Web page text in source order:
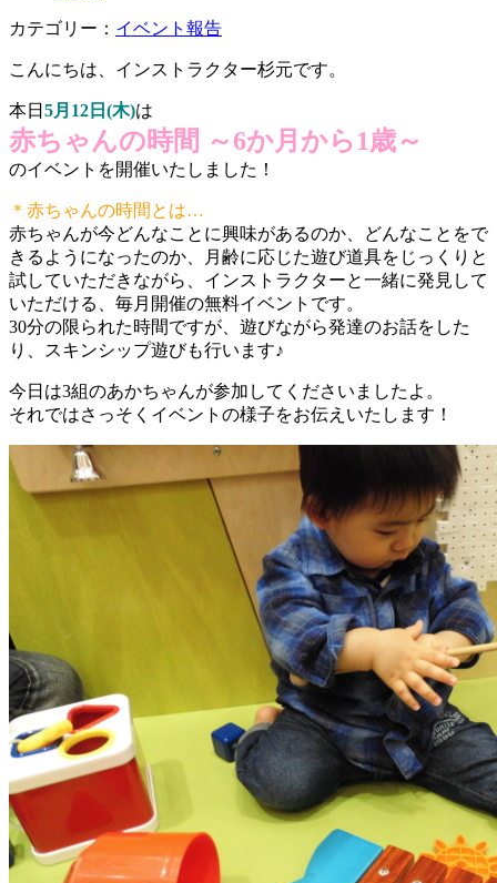
カテゴリー： イベント報告
こんにちは、インストラクター杉元です。
本日 5月12日(木)は
赤ちゃんの時間 ～6か月から1歳～
のイベントを開催いたしました！
＊赤ちゃんの時間とは…
赤ちゃんが今どんなことに興味があるのか、どんなことをで
きるようになったのか、月齢に応じた遊び道具をじっくりと
試していただきながら、インストラクターと一緒に発見して
いただける、毎月開催の無料イベントです。
30分の限られた時間ですが、遊びながら発達のお話をした
り、スキンシップ遊びも行います♪
今日は3組のあかちゃんが参加してくださいましたよ。
それではさっそくイベントの様子をお伝えいたします！